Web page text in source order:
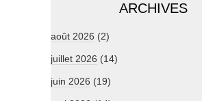
ARCHIVES
août 2026 (2)
juillet 2026 (14)
juin 2026 (19)